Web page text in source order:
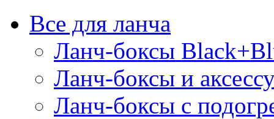
Все для ланча
Ланч-боксы
Ланч-боксы и
Ланч-боксы с